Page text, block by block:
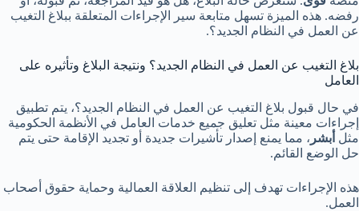
رفضه. هذه الميزة تسهل متابعة سير الإجراءات المتعلقة ببلاغ التغيب
عن العمل في النظام الجديد؟.
بلاغ التغيب عن العمل في النظام الجديد؟ ونتيجة البلاغ وتأثيره على
العامل
في حال قبول بلاغ التغيب عن العمل في النظام الجديد؟، يتم تطبيق
إجراءات معينة مثل تعليق جميع خدمات العامل في الأنظمة الحكومية
مثل أبشر ، مما يمنع إصدار تأشيرات جديدة أو تجديد الإقامة حتى يتم
حل الوضع القائم.
هذه الإجراءات تهدف إلى تنظيم العلاقة العمالية وحماية حقوق أصحاب
العمل.